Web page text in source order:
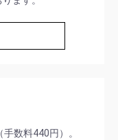
数料440円）。